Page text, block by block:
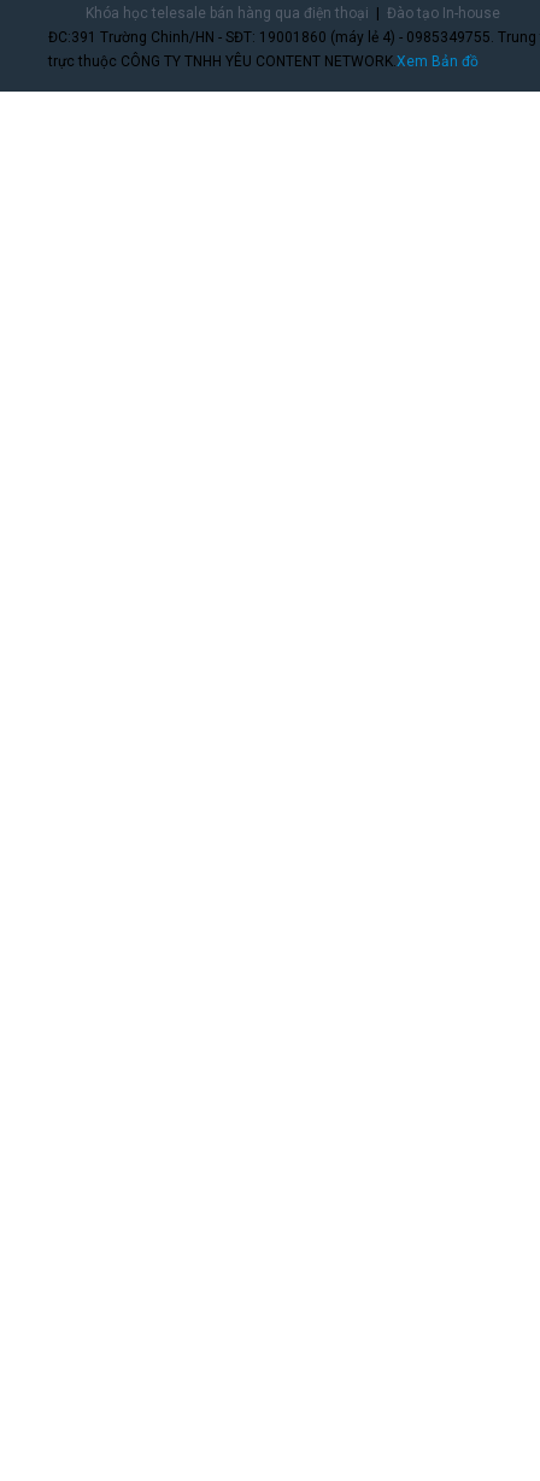
Khóa học telesale bán hàng qua điện thoại
Đào tạo In-house
ĐC:391 Trường Chinh/HN - SĐT: 19001860 (máy lẻ 4) - 0985349755.
trực thuộc CÔNG TY TNHH YÊU CONTENT NETWORK.Xem Bản đồ